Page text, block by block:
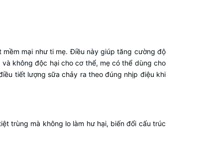
mại như ti mẹ. Điều này giúp tăng cường độ
không độc hại cho cơ thể, mẹ có thể dùng cho
tiết lượng sữa chảy ra theo đúng nhịp điệu khi
trùng mà không lo làm hư hại, biến đổi cấu trúc